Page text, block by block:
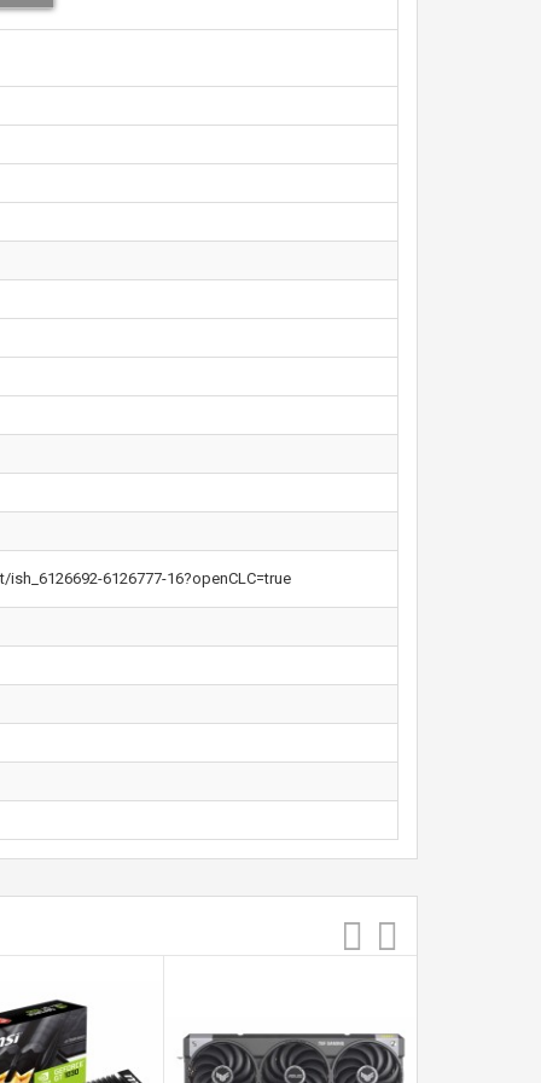
6126777-16?openCLC=true